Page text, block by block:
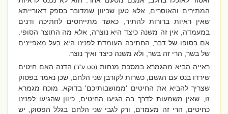
המתירים והאוסרים, אלא טען שכיוון שמדובר בספק דאורייתא
שאין ראיות ברורות להתיר, כאשר מתייחסים לחתיכה ודנים
במעמדה, אין זה משנה כיצד היא נוצרה, אלא מה התוצר הסופי.
אם בסופו של דבר, החתיכה העומדת לפנינו היא בעל מאפיינים
של בשר, הרי זה בשר, ולא משנה כיצד ואיך נוצר.
ראייה הביא מהגמרא במסכת מנחות(סט ע''ב)הדנה האם חיטים
שירדו בנס עם הגשם, כשרות לקורבן שני הלחם, שכן נאמר בפסוק
שצריך להביא את החיטים 'ממושבותיכם' בדוקא. מוכח מגמרא
זו, שאין משמעות לדרך בה הגיעו החיטים, כיוון שהגיעו לפנינו
כחיטים, הרי זה מעמדם, ורק לגבי שני הלחם בגלל הפסוק, יש